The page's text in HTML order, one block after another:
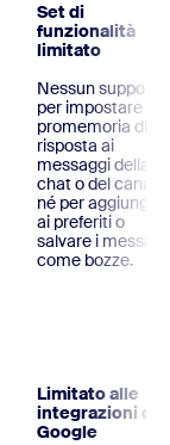
Set di
funzionalità
limitato
Nessun supporto
per impostare
promemoria di
risposta ai
messaggi della
chat o del canale,
né per
ai preferiti o
salvare i
come bozze.
Limitato alle
integrazioni di
Google